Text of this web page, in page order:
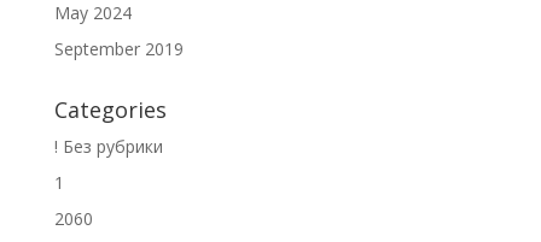
May 2024
September 2019
Categories
! Без рубрики
1
2060